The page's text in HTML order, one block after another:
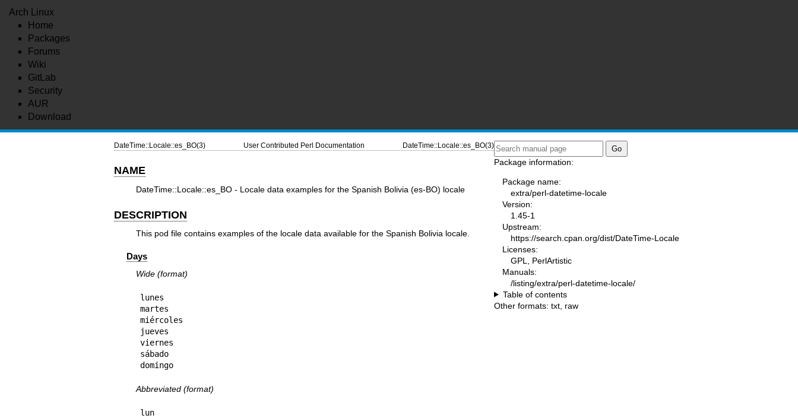
Arch Linux
Home
Packages
Forums
Wiki
GitLab
Security
AUR
Download
DateTime::Locale::es_BO(3) User Contributed Perl Documentation DateTime::Locale::es_BO(3)
NAME
DateTime::Locale::es_BO - Locale data examples for the Spanish Bolivia (es-BO) locale
DESCRIPTION
This pod file contains examples of the locale data available for the Spanish Bolivia locale.
Days
Wide (format)
lunes
martes
miércoles
jueves
viernes
sábado
domingo
Abbreviated (format)
lun
Package information:
Package name:
extra/perl-datetime-locale
Version:
1.45-1
Upstream:
https://search.cpan.org/dist/DateTime-Locale
Licenses:
GPL, PerlArtistic
Manuals:
/listing/extra/perl-datetime-locale/
Table of contents
Other formats: txt raw